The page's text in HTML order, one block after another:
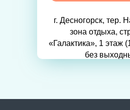
г. Десногорск, тер.
зона отдыха,
«Галактика», 1 этаж
без